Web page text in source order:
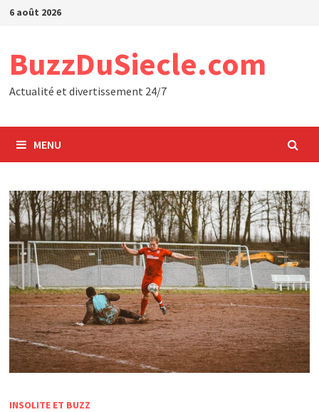
Passer
6 août 2026
BuzzDuSiecle.com
Actualité et divertissement 24/7
MENU
INSOLITE ET BUZZ